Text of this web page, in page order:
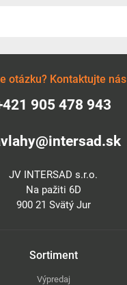
otázku? Kontaktujte nás
905 478 943
JV INTERSAD s.r.o.
Na pažiti 6D
900 21 Svätý Jur
Sortiment
Výpredaj